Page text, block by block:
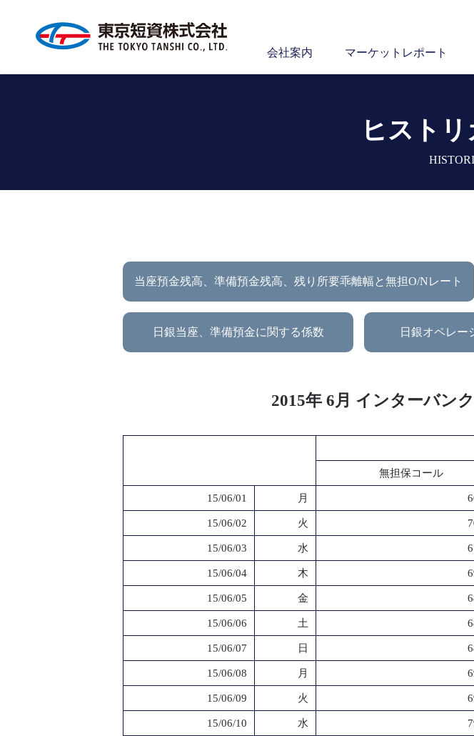
会社案内 マーケットレポート
ヒスト
当座預金残高、準備預金残高、残り所要乖離幅と無担O/Nレート
日銀当座、準備預金に関する係数 日銀オペレー
2015年 6月 インターバン
無担保コール
15/06/01 月
15/06/02 火
15/06/03 水
15/06/04 木
15/06/05 金
15/06/06 土
15/06/07 日
15/06/08 月
15/06/09 火
15/06/10 水